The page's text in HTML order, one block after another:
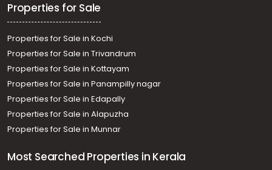
Properties for Sale
Properties for Sale in Kochi
Properties for Sale in Trivandrum
Properties for Sale in Kottayam
Properties for Sale in Panampilly nagar
Properties for Sale in Edapally
Properties for Sale in Alapuzha
Properties for Sale in Munnar
Most Searched Properties in Kerala